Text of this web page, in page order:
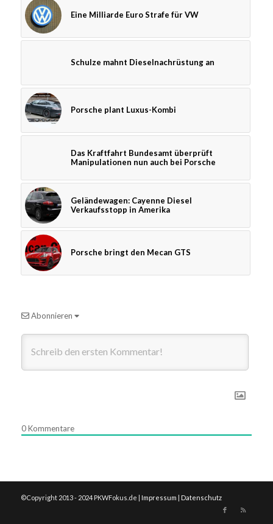
Eine Milliarde Euro Strafe für VW
Schulze mahnt Dieselnachrüstung an
Porsche plant Luxus-Kombi
Das Kraftfahrt Bundesamt überprüft
Manipulationen nun auch bei Porsche
Geländewagen: Cayenne Diesel
Verkaufsstopp in Amerika
Porsche bringt den Mecan GTS
Abonnieren
0Kommentare
©Copyright 2013 - 2024 PKWFokus.de | Impressum | Datenschutz